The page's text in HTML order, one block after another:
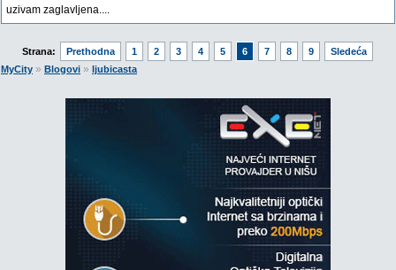
uzivam zaglavljena....
Strana: Prethodna 1 2 3 4 5 6 7 8 9
Sledeća
MyCity » Blogovi » ljubicasta